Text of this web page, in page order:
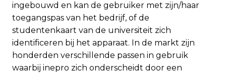
ingebouwd en kan de gebruiker met zijn/haar
toegangspas van het bedrijf, of de
studentenkaart van de universiteit zich
identificeren bij het apparaat. In de markt zijn
honderden verschillende passen in gebruik
waarbij inepro zich onderscheidt door een